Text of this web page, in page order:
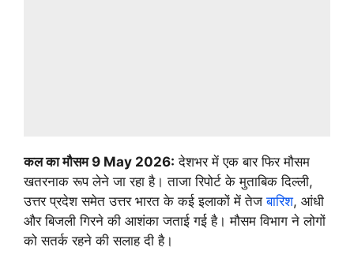
कल का मौसम 9 May 2026: देशभर में एक बार फिर मौसम
खतरनाक रूप लेने जा रहा है। ताजा रिपोर्ट के मुताबिक दिल्ली,
उत्तर प्रदेश समेत उत्तर भारत के कई इलाकों में तेजबारिश, आंधी
और बिजली गिरने की आशंका जताई गई है। मौसम विभाग ने लोगों
को सतर्क रहने की सलाह दी है।